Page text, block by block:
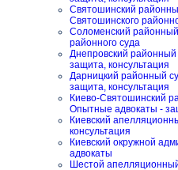
Святошинский
Святошинского
Соломенский
районного суда
Днепровский
защита, консультация
Дарницкий районный
защита, консультация
Киево-Святошинский
Опытные адвокаты -
Киевский
консультация
Киевский окружной
адвокаты
Шестой